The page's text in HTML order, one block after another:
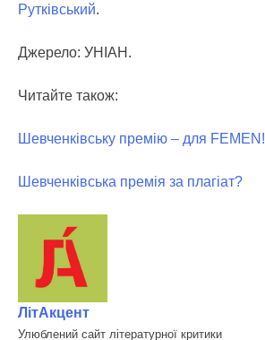
Рутківський.
Джерело: УНІАН.
Читайте також:
Шевченківську премію – для FEMEN!
Шевченківська премія за плагіат?
ЛітАкцент
Улюблений сайт літературної критики